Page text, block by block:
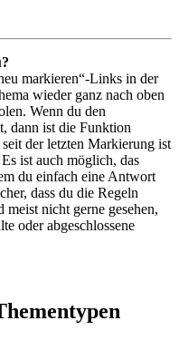
markieren“-Links in der
wieder ganz nach oben
Wenn du den
dann ist die Funktion
der letzten Markierung ist
ist auch möglich, das
du einfach eine Antwort
dass du die Regeln
meist nicht gerne gesehen,
oder abgeschlossene